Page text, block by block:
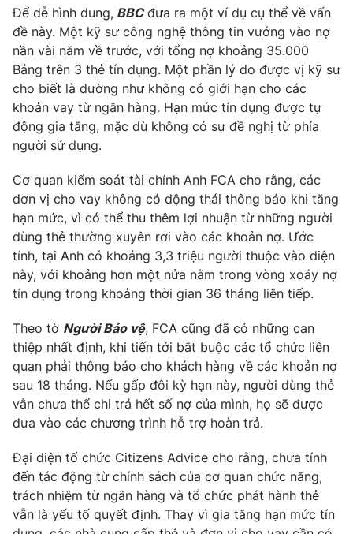
Thị trường 24h Tấm lòng Việt
VTV4 Vươn mình bằng AI
VTV9 VTV8
Liên hệ tòa soạn English
THỜI BÁO VTV
Theo dõi báo trên
Cơ quan chủ quản: Đài Truyền hình Việt Nam
Cơ quan báo chí:Thời báo VTV
Giấy phép hoạt động báo in và báo điện tử số 483/GP-BTTTT
Tổng Biên tập:Vũ Thanh Thủy
Phó Tổng Biên tập:Nguyễn Thị Mỹ Hạnh, Phạm Quốc Thắng,
Nguyễn Trọng Ninh
Tổng đài VTV:024.38 355 931 - 024.38 355 932
Để dễ hình dung, BBCđưa ra một ví dụ cụ thể về vấn
đề này. Một kỹ sư công nghệ thông tin vướng vào nợ
nần vài năm về trước, với tổng nợ khoảng 35.000
Bảng trên 3 thẻ tín dụng. Một phần lý do được vị kỹ sư
cho biết là dường như không có giới hạn cho các
khoản vay từ ngân hàng. Hạn mức tín dụng được tự
động gia tăng, mặc dù không có sự đề nghị từ phía
người sử dụng.
Cơ quan kiểm soát tài chính Anh FCA cho rằng, các
đơn vị cho vay không có động thái thông báo khi tăng
hạn mức, vì có thể thu thêm lợi nhuận từ những người
dùng thẻ thường xuyên rơi vào các khoản nợ. Ước
tính, tại Anh có khoảng 3,3 triệu người thuộc vào diện
này, với khoảng hơn một nửa nằm trong vòng xoáy nợ
tín dụng trong khoảng thời gian 36 tháng liên tiếp.
Theo tờ Người Bảo vệ, FCA cũng đã có những can
thiệp nhất định, khi tiến tới bắt buộc các tổ chức liên
quan phải thông báo cho khách hàng về các khoản nợ
sau 18 tháng. Nếu gấp đôi kỳ hạn này, người dùng thẻ
vẫn chưa thể chi trả hết số nợ của mình, họ sẽ được
đưa vào các chương trình hỗ trợ hoàn trả.
Đại diện tổ chức Citizens Advice cho rằng, chưa tính
đến tác động từ chính sách của cơ quan chức năng,
trách nhiệm từ ngân hàng và tổ chức phát hành thẻ
vẫn là yếu tố quyết định. Thay vì gia tăng hạn mức tín